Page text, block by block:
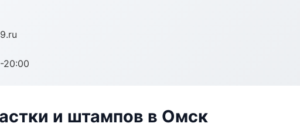
20:00
и штампов в Омск